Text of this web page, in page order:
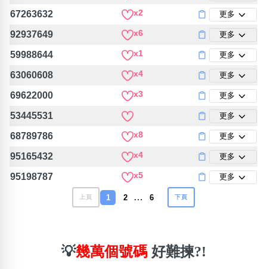
67263632 x2 更多
92937649 x6 更多
59988644 x1 更多
63060608 x4 更多
69622000 x3 更多
53445531 更多
68789786 x8 更多
95165432 x4 更多
95198787 x5 更多
上頁 1 2 … 6 下頁
💡幾萬個號碼 好難揀?!